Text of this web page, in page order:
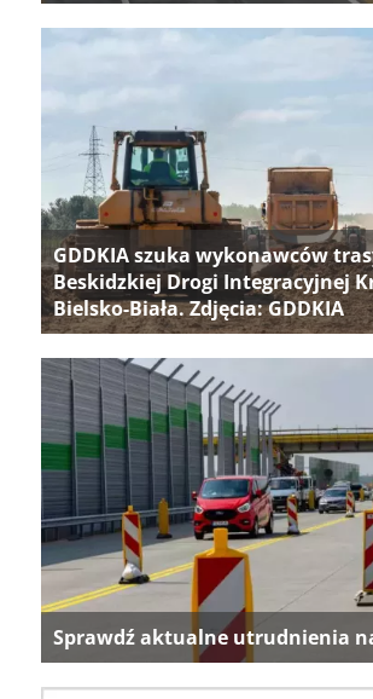
GDDKIA szuka wykonawców
Beskidzkiej Drogi Integracyjnej
Bielsko-Biała. Zdjęcia: GDDKIA
Sprawdź aktualne utrudnienia